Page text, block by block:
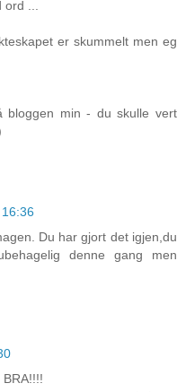
...
er skummelt men eg
bloggen min - du skulle vert
Du har gjort det igjen,du
denne gang men